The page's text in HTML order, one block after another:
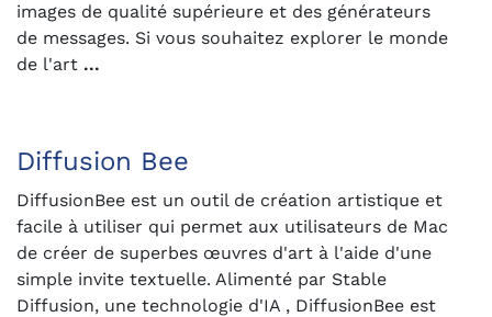
images de qualité supérieure et des générateurs
de messages. Si vous souhaitez explorer le monde
de l'art ...
Diffusion Bee
DiffusionBee est un outil de création artistique et
facile à utiliser qui permet aux utilisateurs de Mac
de créer de superbes œuvres d'art à l'aide d'une
simple invite textuelle. Alimenté par Stable
Diffusion, une technologie d'IA , DiffusionBee est